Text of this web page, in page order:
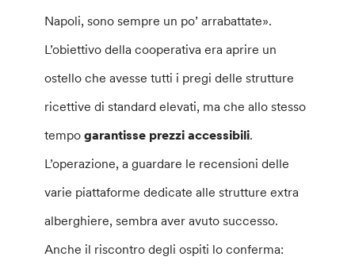
Napoli, sono sempre un po’ arrabattate».
L’obiettivo della cooperativa era aprire un
ostello che avesse tutti i pregi delle strutture
ricettive di standard elevati, ma che allo stesso
tempogarantisse prezzi accessibili.
L’operazione, a guardare le recensioni delle
varie piattaforme dedicate alle strutture extra
alberghiere, sembra aver avuto successo.
Anche il riscontro degli ospiti lo conferma: